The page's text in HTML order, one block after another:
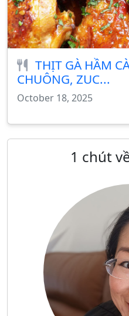
THỊT GÀ HẦM
CHUÔNG, ZUC...
October 18, 2025
1 chút